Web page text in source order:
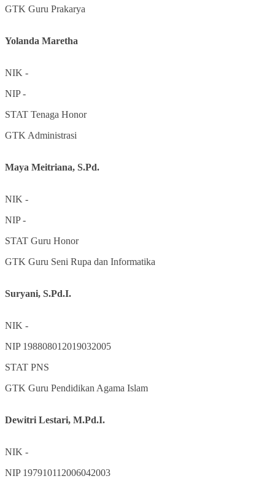
GTK Guru Prakarya
Yolanda Maretha
NIK -
NIP-
STAT Tenaga Honor
GTK Administrasi
Maya Meitriana, S.Pd.
NIK -
NIP-
STAT Guru Honor
GTK Guru Seni Rupa dan Informatika
Suryani, S.Pd.I.
NIK -
NIP 198808012019032005
STAT PNS
GTK Guru Pendidikan Agama Islam
Dewitri Lestari, M.Pd.I.
NIK -
NIP 197910112006042003